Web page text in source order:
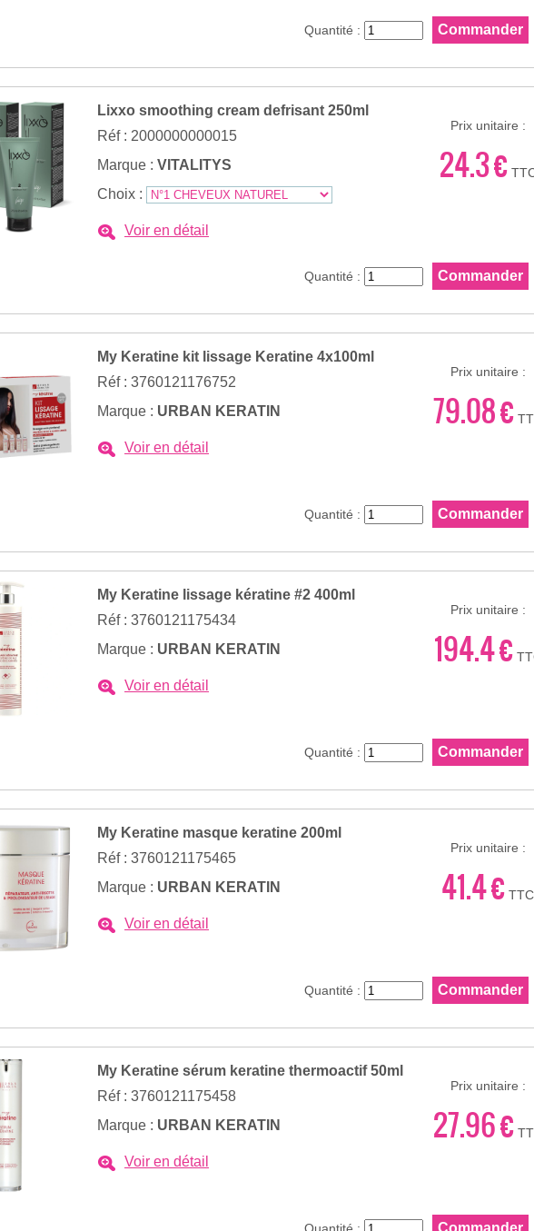
Quantité :
Lixxo smoothing cream defrisant 250ml
Réf : 2000000000015
Marque : VITALITYS
Choix :
Voir en détail
Prix unitaire :
24.3 €
Quantité :
My Keratine kit lissage Keratine 4x100ml
Réf : 3760121176752
Marque : URBAN KERATIN
Voir en détail
Prix unitaire :
79.08 €
Quantité :
My Keratine lissage kératine #2 400ml
Réf : 3760121175434
Marque : URBAN KERATIN
Voir en détail
Prix unitaire :
194.4 €
Quantité :
My Keratine masque keratine 200ml
Réf : 3760121175465
Marque : URBAN KERATIN
Voir en détail
Prix unitaire :
41.4 € TTC
Quantité :
My Keratine sérum keratine thermoactif 50ml
Réf : 3760121175458
Marque : URBAN KERATIN
Voir en détail
Prix unitaire :
27.96 €